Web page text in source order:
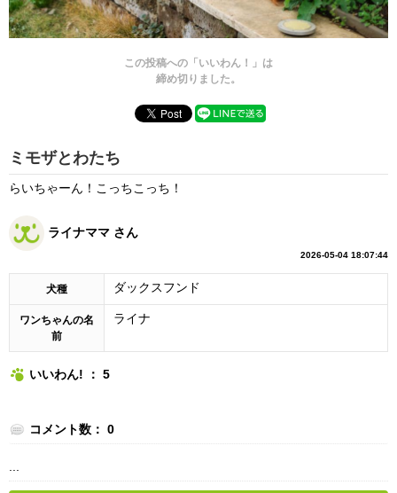
この投稿への「いいわん！」は
締め切りました。
ミモザとわたち
らいちゃーん！こっちこっち！
ライナママ さん
2026-05-04 18:07:44
犬種 ダックスフンド
ワンちゃんの名
前
ライナ
いいわん! ： 5
コメント数： 0